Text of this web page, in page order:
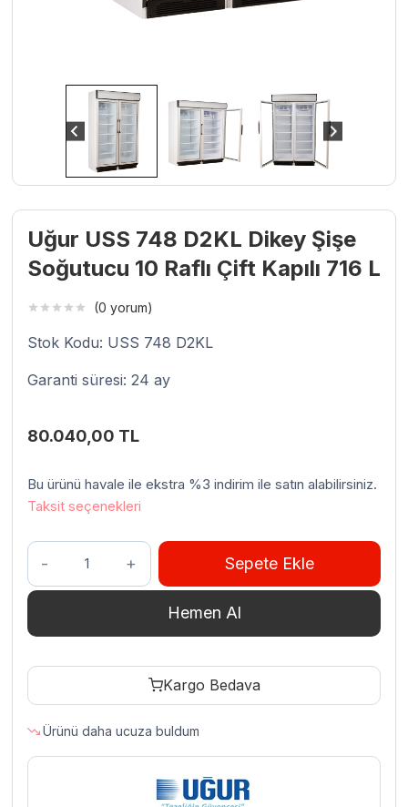
Uğur USS 748 D2KL Dikey Şişe
Soğutucu 10 Raflı Çift Kapılı 716 L
(0 yorum)
Stok Kodu: USS 748 D2KL
Garanti süresi: 24 ay
80.040,00 TL
Bu ürünü havale ile ekstra %3 indirim ile satın alabilirsiniz.
Taksit seçenekleri
Uğur
USS
748
Şişe
Raflı
Çift
Sepete Ekle
Hemen Al
Kargo Bedava
Ürünü daha ucuza buldum